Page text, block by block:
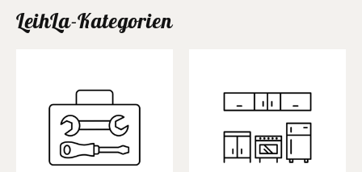
LeihLa-Kategorien